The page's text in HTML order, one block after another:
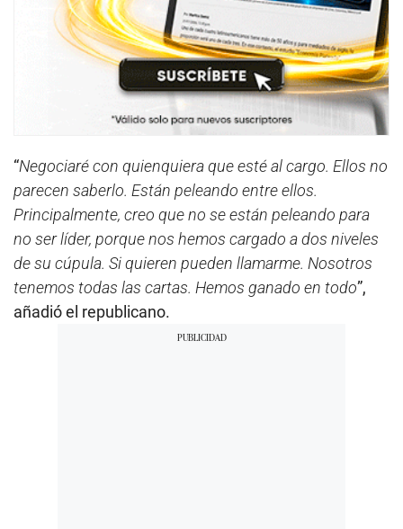
“Negociaré con quienquiera que esté al cargo. Ellos no
parecen saberlo. Están peleando entre ellos.
Principalmente, creo que no se están peleando para
no ser líder, porque nos hemos cargado a dos niveles
de su cúpula. Si quieren pueden llamarme. Nosotros
tenemos todas las cartas. Hemos ganado en todo”,
añadió el republicano.